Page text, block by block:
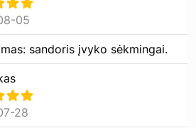
05
sandoris įvyko sėkmingai.
28